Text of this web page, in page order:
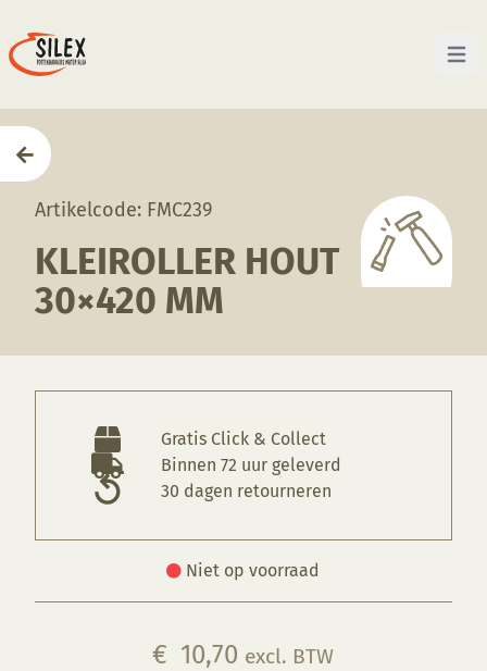
Open
Artikelcode: FMC239
KLEIROLLER HOUT
30×420 MM
Gratis Click & Collect
Binnen 72 uur geleverd
30 dagen retourneren
Niet op voorraad
€ 10,70 excl. BTW